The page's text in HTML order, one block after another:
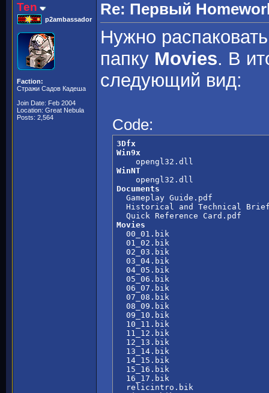
Ten
p2ambassador
Faction:
Стражи Садов Кадеша
Join Date: Feb 2004
Location: Great Nebula
Posts: 2,564
Re: Первый
Нужно
папку Movies. В
следующий вид:
Code:
3Dfx
Win9x
WinNT
Documents
Gameplay Guide.pdf
Historical and Technical
Movies
00_01.bik
  01_02.bik
  02_03.bik
  03_04.bik
  04_05.bik
  05_06.bik
  06_07.bik
  07_08.bik
  08_09.bik
  09_10.bik
  10_11.bik
  11_12.bik
  12_13.bik
  13_14.bik
  14_15.bik
  15_16.bik
  16_17.bik
  relicintro.bik